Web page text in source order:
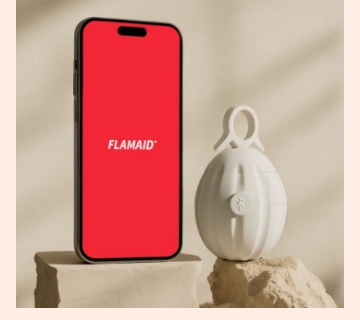
presenta
potente
funciones
avanzadas